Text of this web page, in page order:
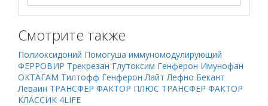
Смотрите также
Полиоксидоний Помогуша иммуномодулирующий
ФЕРРОВИР Трекрезан Глутоксим Генферон Имунофан
ОКТАГАМ Тилтофф Генферон Лайт Лефно Бекант
Леваин ТРАНСФЕР ФАКТОР ПЛЮС ТРАНСФЕР ФАКТОР
КЛАССИК 4LIFE